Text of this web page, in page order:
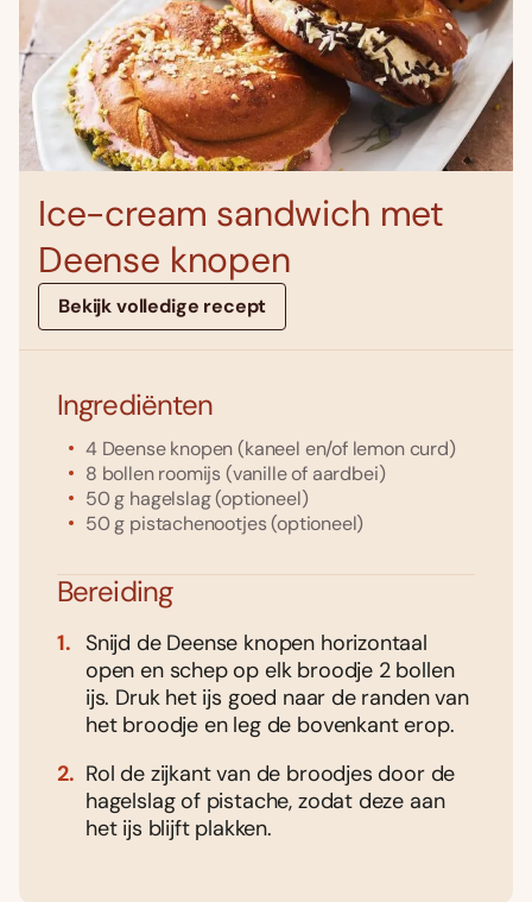
Ice-cream sandwich met
Deense knopen
Bekijk volledige recept
Ingrediënten
4 Deense knopen(kaneel en/of lemon curd)
8 bollenroomijs(vanille of aardbei)
50g hagelslag(optioneel)
50g pistachenootjes(optioneel)
Bereiding
Snijd de Deense knopen horizontaal
open en schep op elk broodje 2 bollen
ijs. Druk het ijs goed naar de randen van
het broodje en leg de bovenkant erop.
Rol de zijkant van de broodjes door de
hagelslag of pistache, zodat deze aan
het ijs blijft plakken.